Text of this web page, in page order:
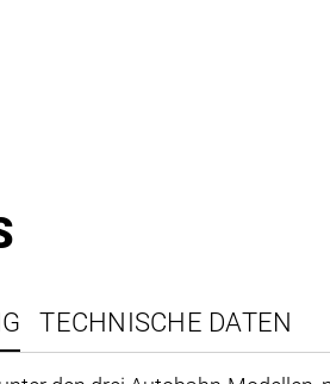
TECHNISCHE DATEN